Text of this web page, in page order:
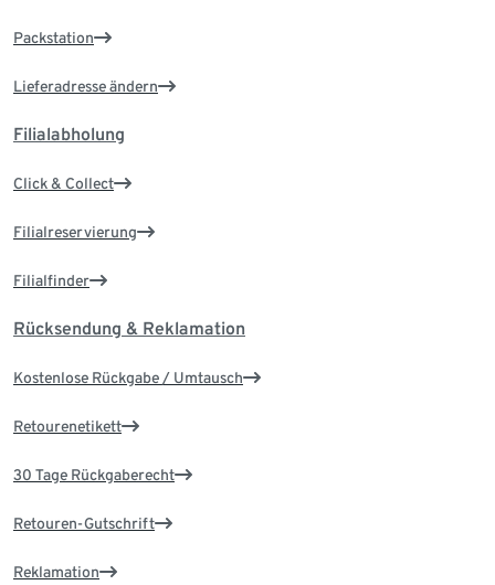
Packstation
Lieferadresse ändern
Filialabholung
Click & Collect
Filialreservierung
Filialfinder
Rücksendung & Reklamation
Kostenlose Rückgabe / Umtausch
Retourenetikett
30 Tage Rückgaberecht
Retouren-Gutschrift
Reklamation